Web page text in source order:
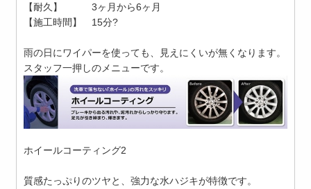
【耐久】 3ヶ月から6ヶ月
【施工時間】 15分?
雨の日にワイパーを使っても、見えにくいが無くなります。
スタッフ一押しのメニューです。
ホイールコーティング2
質感たっぷりのツヤと、強力な水ハジキが特徴です。